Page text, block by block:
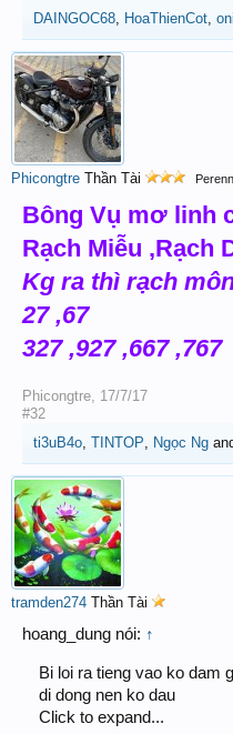
DAINGOC68, HoaThienCot,
Phicongtre Thần Tài
Bông Vụ mơ linh
Rạch Miễu ,Rạch
Kg ra thì rạch
27 ,67
327 ,927 ,667 ,767
Phicongtre, 17/7/17
#32
ti3uB4o, TINTOP, Ngọc Ng
tramden274 Thần Tài
hoang_dung nói: ↑
Bi loi ra tieng vao ko dam
di dong nen ko dau
Click to expand...